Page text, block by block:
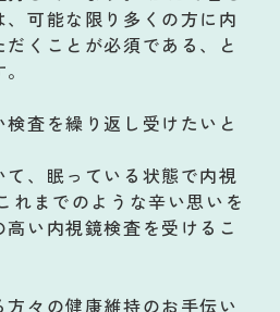
可能な限り多くの方に内
くことが必須である、と
査を繰り返し受けたいと
、眠っている状態で内視
れまでのような辛い思いを
い内視鏡検査を受けるこ
方々の健康維持のお手伝い